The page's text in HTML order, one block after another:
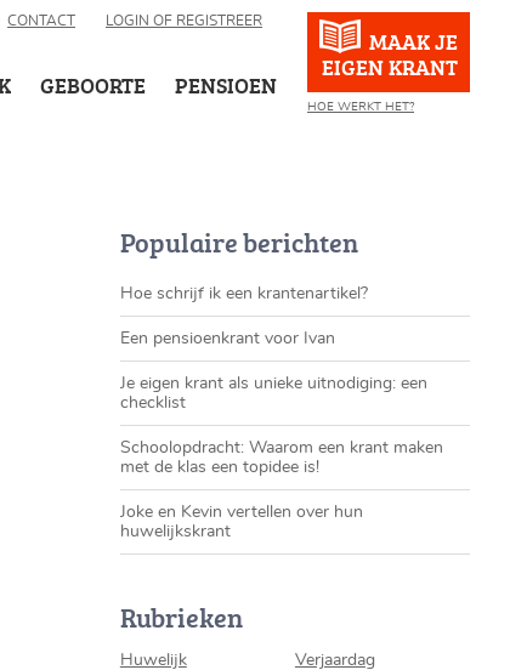
GEBOORTE PENSIOEN
MAAK JE
EIGEN KRANT
HOE WERKT HET?
CONTACT LOGIN OF REGISTREER
Populaire berichten
Hoe schrijf ik een krantenartikel?
Een pensioenkrant voor Ivan
Je eigen krant als unieke uitnodiging: een
checklist
Schoolopdracht: Waarom een krant maken
met de klas een topidee is!
Joke en Kevin vertellen over hun
huwelijkskrant
Rubrieken
Huwelijk
Verjaardag